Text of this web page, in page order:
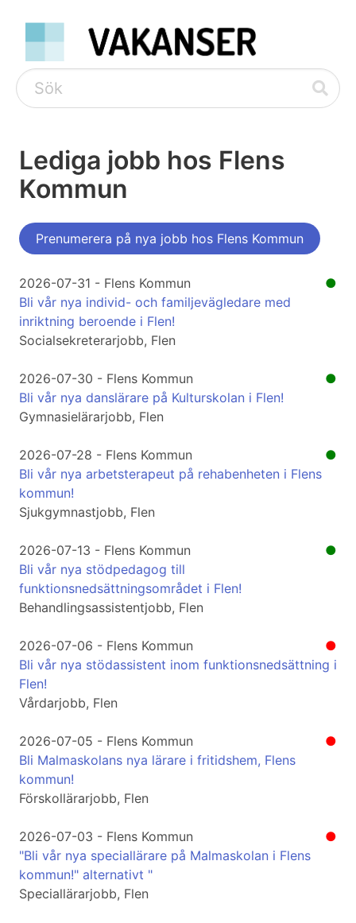
Lediga jobb hos Flens
Kommun
Prenumerera på nya jobb hos Flens Kommun
●
2026-07-31 - Flens Kommun
Bli vår nya individ- och familjevägledare med
inriktning beroende i Flen!
Socialsekreterarjobb, Flen
●
2026-07-30 - Flens Kommun
Bli vår nya danslärare på Kulturskolan i Flen!
Gymnasielärarjobb, Flen
●
2026-07-28 - Flens Kommun
Bli vår nya arbetsterapeut på rehabenheten i Flens
kommun!
Sjukgymnastjobb, Flen
●
2026-07-13 - Flens Kommun
Bli vår nya stödpedagog till
funktionsnedsättningsområdet i Flen!
Behandlingsassistentjobb, Flen
●
2026-07-06 - Flens Kommun
Bli vår nya stödassistent inom funktionsnedsättning i
Flen!
Vårdarjobb, Flen
●
2026-07-05 - Flens Kommun
Bli Malmaskolans nya lärare i fritidshem, Flens
kommun!
Förskollärarjobb, Flen
●
2026-07-03 - Flens Kommun
"Bli vår nya speciallärare på Malmaskolan i Flens
kommun!" alternativt "
Speciallärarjobb, Flen